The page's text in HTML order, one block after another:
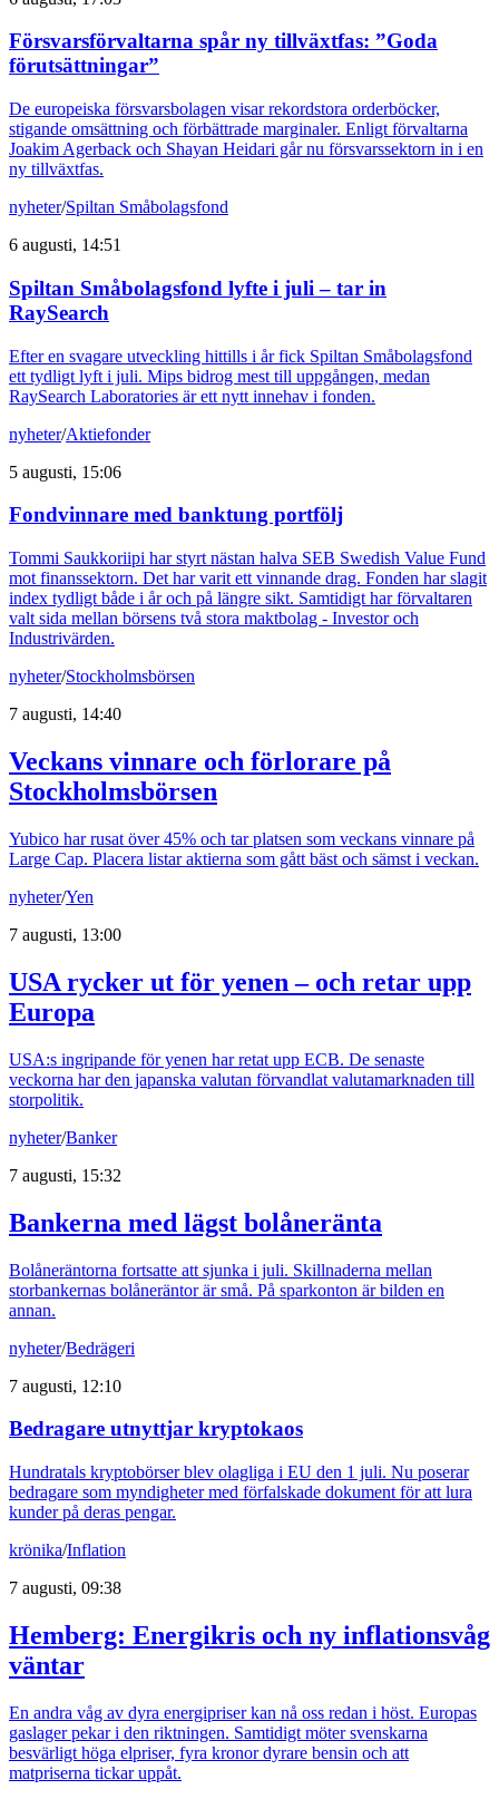
Försvarsförvaltarna spår ny tillväxtfas: ”Goda
förutsättningar”
De europeiska försvarsbolagen visar rekordstora orderböcker,
stigande omsättning och förbättrade marginaler. Enligt förvaltarna
Joakim Agerback och Shayan Heidari går nu försvarssektorn in i en
ny tillväxtfas.
nyheter/Spiltan Småbolagsfond
6 augusti, 14:51
Spiltan Småbolagsfond lyfte i juli – tar in
RaySearch
Efter en svagare utveckling hittills i år fick Spiltan Småbolagsfond
ett tydligt lyft i juli. Mips bidrog mest till uppgången, medan
RaySearch Laboratories är ett nytt innehav i fonden.
nyheter/Aktiefonder
5 augusti, 15:06
Fondvinnare med banktung portfölj
Tommi Saukkoriipi har styrt nästan halva SEB Swedish Value Fund
mot finanssektorn. Det har varit ett vinnande drag. Fonden har slagit
index tydligt både i år och på längre sikt. Samtidigt har förvaltaren
valt sida mellan börsens två stora maktbolag - Investor och
Industrivärden.
nyheter/Stockholmsbörsen
7 augusti, 14:40
Veckans vinnare och förlorare på
Stockholmsbörsen
Yubico har rusat över 45% och tar platsen som veckans vinnare på
Large Cap. Placera listar aktierna som gått bäst och sämst i veckan.
nyheter/Yen
7 augusti, 13:00
USA rycker ut för yenen – och retar upp
Europa
USA:s ingripande för yenen har retat upp ECB. De senaste
veckorna har den japanska valutan förvandlat valutamarknaden till
storpolitik.
nyheter/Banker
7 augusti, 15:32
Bankerna med lägst bolåneränta
Bolåneräntorna fortsatte att sjunka i juli. Skillnaderna mellan
storbankernas bolåneräntor är små. På sparkonton är bilden en
annan.
nyheter/Bedrägeri
7 augusti, 12:10
Bedragare utnyttjar kryptokaos
Hundratals kryptobörser blev olagliga i EU den 1 juli. Nu poserar
bedragare som myndigheter med förfalskade dokument för att lura
kunder på deras pengar.
krönika/Inflation
7 augusti, 09:38
Hemberg: Energikris och ny inflationsvåg
väntar
En andra våg av dyra energipriser kan nå oss redan i höst. Europas
gaslager pekar i den riktningen. Samtidigt möter svenskarna
besvärligt höga elpriser, fyra kronor dyrare bensin och att
matpriserna tickar uppåt.